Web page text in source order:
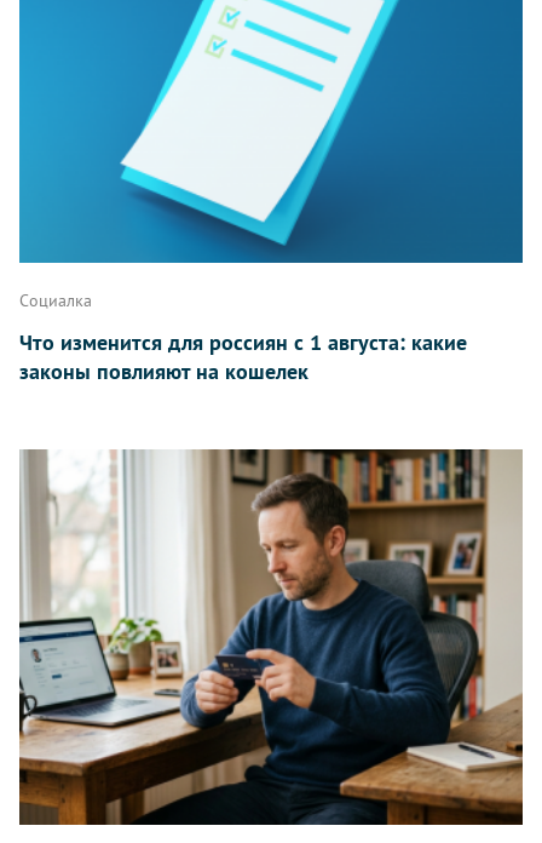
Написать
Социалка
Что изменится для россиян с 1 августа: какие
законы повлияют на кошелек